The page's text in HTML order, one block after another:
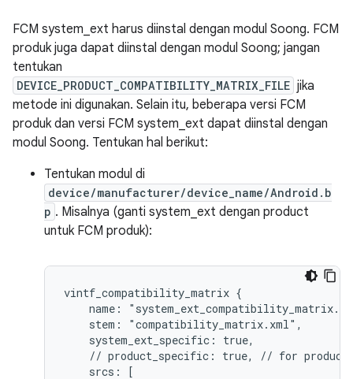
FCM system_ext harus diinstal dengan modul Soong. FCM
produk juga dapat diinstal dengan modul Soong; jangan
tentukan
DEVICE_PRODUCT_COMPATIBILITY_MATRIX_FILE jika
metode ini digunakan. Selain itu, beberapa versi FCM
produk dan versi FCM system_ext dapat diinstal dengan
modul Soong. Tentukan hal berikut:
Tentukan modul di
device/manufacturer/device_name/Android.b
p . Misalnya (ganti system_ext dengan product
untuk FCM produk):
vintf_compatibility_matrix {
name:
    stem: "compatibility_matrix.xml",
    system_ext_specific: true,
// product_specific: true, // for product
    srcs: [